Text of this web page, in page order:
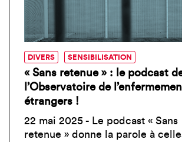
DIVERS SENSIBILISATION
« Sans retenue » : le podcast
l’Observatoire de
étrangers !
22 mai 2025 - Le podcast « Sans
retenue » donne la parole à